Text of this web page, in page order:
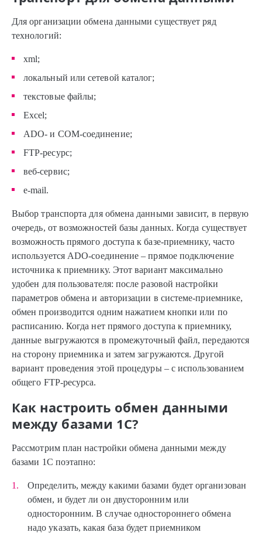
Для организации обмена данными существует ряд
технологий:
xml;
локальный или сетевой каталог;
текстовые файлы;
Excel;
ADO- и COM-соединение;
FTP-ресурс;
веб-сервис;
e-mail.
Выбор транспорта для обмена данными зависит, в первую
очередь, от возможностей базы данных. Когда существует
возможность прямого доступа к базе-приемнику, часто
используется ADO-соединение – прямое подключение
источника к приемнику. Этот вариант максимально
удобен для пользователя: после разовой настройки
параметров обмена и авторизации в системе-приемнике,
обмен производится одним нажатием кнопки или по
расписанию. Когда нет прямого доступа к приемнику,
данные выгружаются в промежуточный файл, передаются
на сторону приемника и затем загружаются. Другой
вариант проведения этой процедуры – с использованием
общего FTP-ресурса.
Как настроить обмен данными
между базами 1С?
Рассмотрим план настройки обмена данными между
базами 1С поэтапно:
Определить, между какими базами будет организован
обмен, и будет ли он двусторонним или
односторонним. В случае одностороннего обмена
надо указать, какая база будет приемником